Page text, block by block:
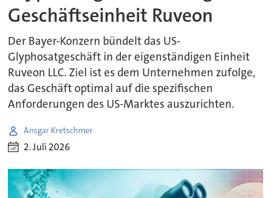
Geschäftseinheit Ruveon
Der Bayer-Konzern bündelt das US-
Glyphosatgeschäft in der eigenständigen Einheit
Ruveon LLC. Ziel ist es dem Unternehmen zufolge,
das Geschäft optimal auf die spezifischen
Anforderungen des US-Marktes auszurichten.
Ansgar Kretschmer
2. Juli 2026